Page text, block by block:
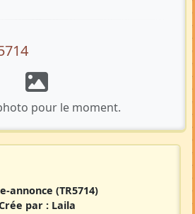
pour le moment.
annonce (TR5714)
par : Laila